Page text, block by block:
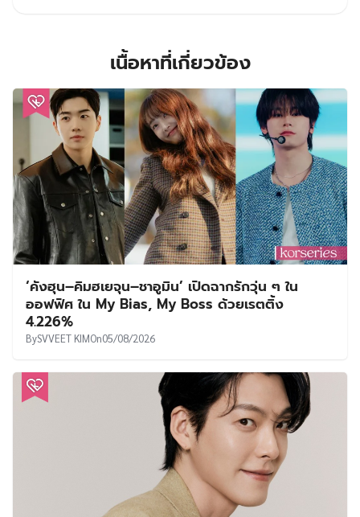
เนื้อหาที่เกี่ยวข้อง
‘คังฮุน–คิมฮเยจุน–ชาอูมิน’ เปิดฉากรักวุ่น ๆ ใน
ออฟฟิศ ใน My Bias, My Boss ด้วยเรตติ้ง
4.226%
BySVVEET KIMOn05/08/2026